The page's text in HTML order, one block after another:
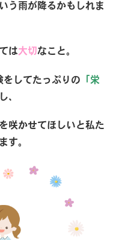
う雨が降るかもしれま
は大切なこと。
をしてたっぷりの 「栄
、
を咲かせてほしいと私た
す。